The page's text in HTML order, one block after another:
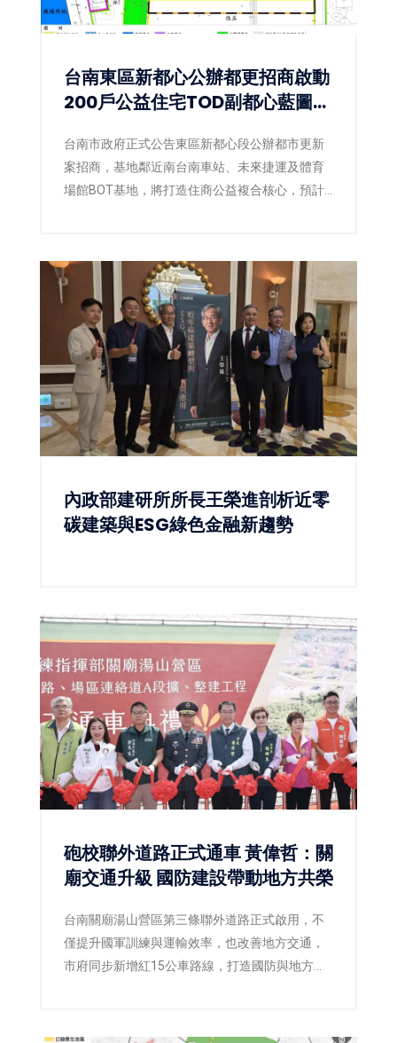
台南東區新都心公辦都更招商啟動
200戶公益住宅TOD副都心藍圖正
台南市政府正式公告東區新都心段公辦都市更新
案招商，基地鄰近南台南車站、未來捷運及體育
場館BOT基地，將打造住商公益複合核心，預計
內政部建研所所長王榮進剖析近零
碳建築與ESG綠色金融新趨勢
砲校聯外道路正式通車 黃偉哲：關
廟交通升級 國防建設帶動地方共榮
台南關廟湯山營區第三條聯外道路正式啟用，不
僅提升國軍訓練與運輸效率，也改善地方交通，
市府同步新增紅15公車路線，打造國防與地方雙